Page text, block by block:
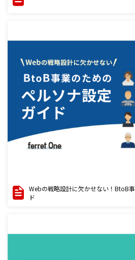
Webの戦略設計に欠かせない！BtoB
ド